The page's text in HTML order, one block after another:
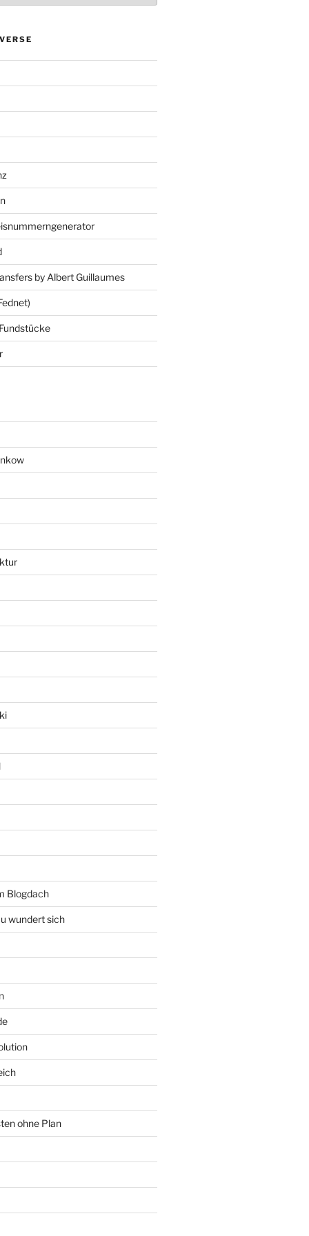
by Albert Guillaumes
Blogdach
wundert sich
ohne Plan